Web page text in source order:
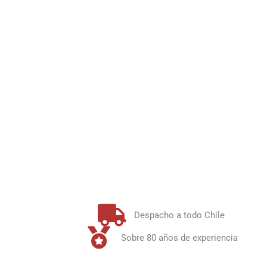
Despacho a todo Chile
Sobre 80 años de experiencia